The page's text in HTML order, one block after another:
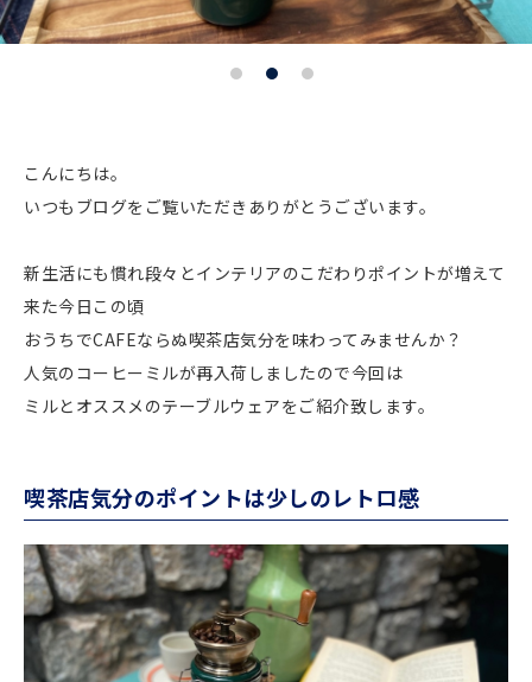
こんにちは。
いつもブログをご覧いただきありがとうございます。
新生活にも慣れ段々とインテリアのこだわりポイントが増えて
来た今日この頃
おうちでCAFEならぬ喫茶店気分を味わってみませんか？
人気のコーヒーミルが再入荷しましたので今回は
ミルとオススメのテーブルウェアをご紹介致します。
喫茶店気分のポイントは少しのレトロ感